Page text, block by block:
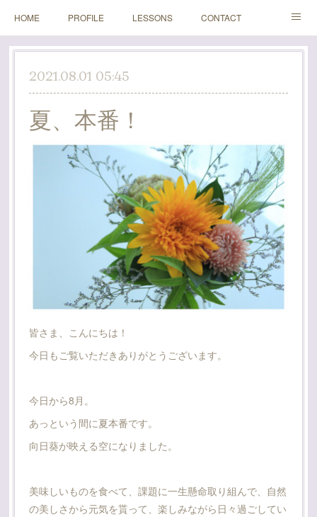
HOME PROFILE LESSONS CONTACT
BLOGS Instagram
2021.08.01 05:45
夏、本番！
皆さま、こんにちは！
今日もご覧いただきありがとうございます。
今日から8月。
あっという間に夏本番です。
向日葵が映える空になりました。
美味しいものを食べて、課題に一生懸命取り組んで、自然
の美しさから元気を貰って、楽しみながら日々過ごしてい